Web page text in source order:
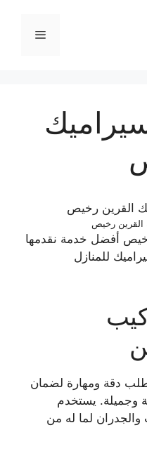
القائمة
القرين رخيص
أفضل خدمة نقدمها
للمنازل
دقة ومهارة لضمان
وجميلة. يستخدم
لما له من